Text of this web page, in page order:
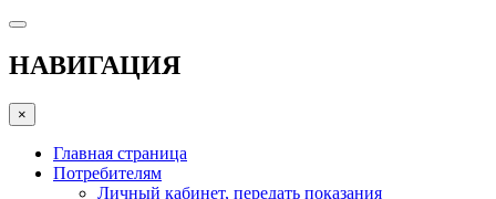
НАВИГАЦИЯ
×
Главная страница
Потребителям
Личный кабинет, передать показания